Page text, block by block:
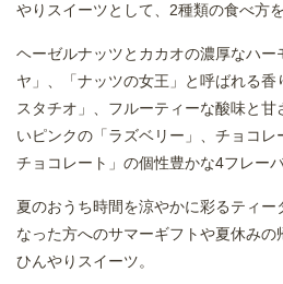
やりスイーツとして、2種類の食べ方を
ヘーゼルナッツとカカオの濃厚なハー
ヤ」、「ナッツの女王」と呼ばれる
スタチオ」、フルーティーな酸味と
いピンクの「ラズベリー」、チョコ
チョコレート」の個性豊かな4フレー
夏のおうち時間を涼やかに彩るティー
なった方へのサマーギフトや夏休みの
ひんやりスイーツ。